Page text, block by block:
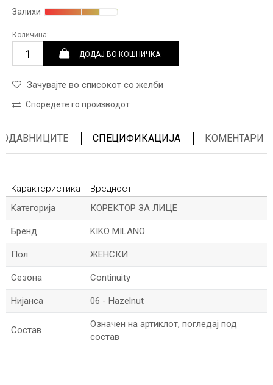
Залихи
Количина:
ДОДАЈ ВО КОШНИЧКА
Зачувајте во списокот со желби
Споредете го производот
СПЕЦИФИКАЦИЈА КОМЕНТАРИ
Карактеристика
Вредност
Kатегорија
КОРЕКТОР ЗА ЛИЦЕ
Бренд KIKO MILANO
Пол ЖЕНСКИ
Сезона Continuity
Нијанса 06 - Hazelnut
Состав
Означен на артиклот, погледај под
состав